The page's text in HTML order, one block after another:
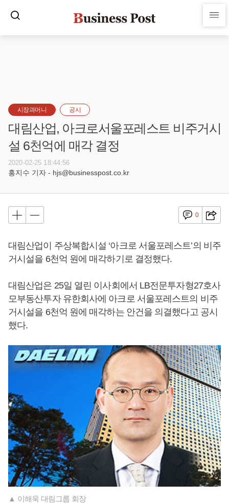
시장과머니 공시
대림산업, 아크로서울포레스트 비주거시
설 6천억에 매각 결정
2020-02-25 18:44:56
홍지수 기자 - hjs@businesspost.co.kr
0
대림산업이 주상복합시설 ‘아크로 서울포레스트’의 비주
거시설을 6천억 원에 매각하기로 결정했다.
대림산업은 25일 열린 이사회에서 LB전문투자형27호사
모부동산투자 유한회사에 아크로 서울포레스트의 비주
거시설을 6천억 원에 매각하는 안건을 의결했다고 공시
했다.
▲ 이해욱 대림그룹 회장